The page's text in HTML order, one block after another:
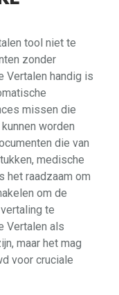
tool niet te
zonder
Vertalen handig is
missen die
worden
die van
medische
het raadzaam om
om de
te
Vertalen als
maar het mag
voor cruciale